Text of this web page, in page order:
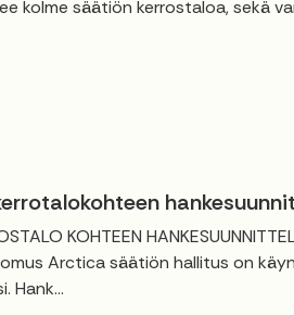
kolme säätiön kerrostaloa, sekä
KOHTEEN
Domus Arctica säätiön hallitus on
Hank...